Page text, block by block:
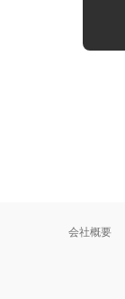
会社概要